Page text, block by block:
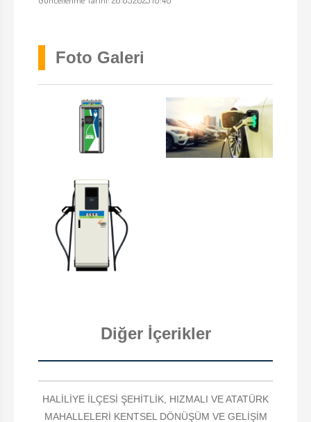
Foto Galeri
Diğer İçerikler
HALİLİYE İLÇESİ ŞEHİTLİK, HIZMALI VE ATATÜRK
MAHALLELERİ KENTSEL DÖNÜŞÜM VE GELİŞİM